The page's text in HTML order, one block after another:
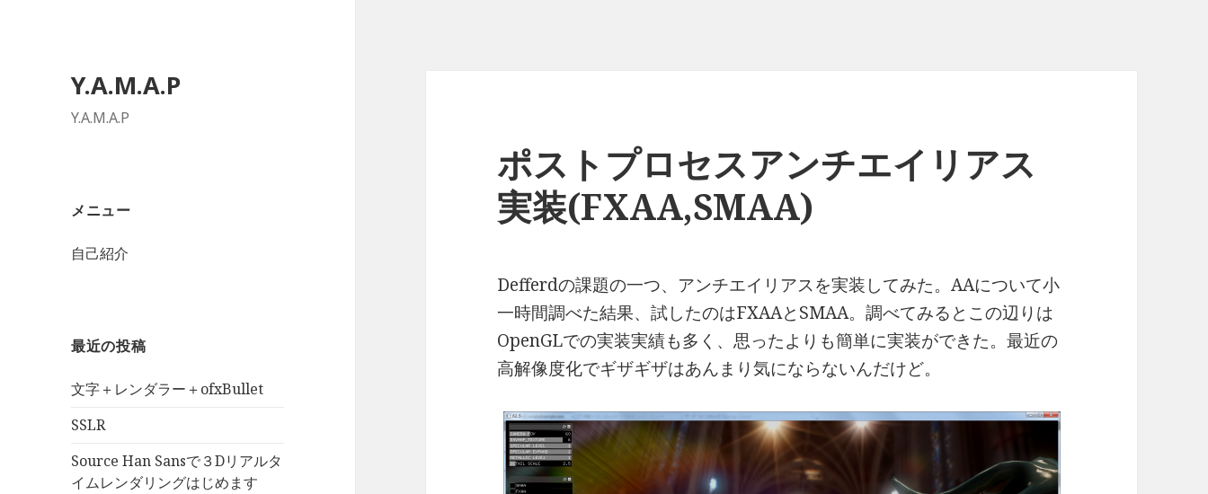
Y.A.M.A.P
Y.A.M.A.P
メニュー
自己紹介
最近の投稿
文字＋レンダラー＋ofxBullet
SSLR
Source Han Sansで３Dリアルタ
イムレンダリングはじめます
ポストプロセスアンチエイリアス
実装(FXAA,SMAA)
Defferdの課題の一つ、アンチエイリアスを実装してみた。AAについて小
一時間調べた結果、試したのはFXAAとSMAA。調べてみるとこの辺りは
OpenGLでの実装実績も多く、思ったよりも簡単に実装ができた。最近の
高解像度化でギザギザはあんまり気にならないんだけど。